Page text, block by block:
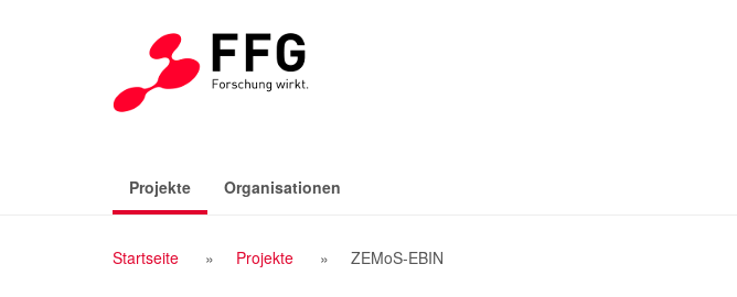
Projekte(aktiv)Organisationen
Breadcrumb
Startseite Projekte ZEMoS-EBIN